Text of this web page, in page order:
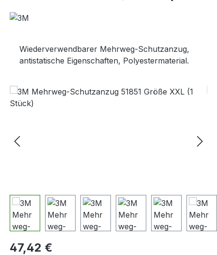
Wiederverwendbarer Mehrweg-Schutzanzug,
antistatische Eigenschaften, Polyestermaterial.
Bildergalerie überspringen
Regulärer Preis:
47,42 €